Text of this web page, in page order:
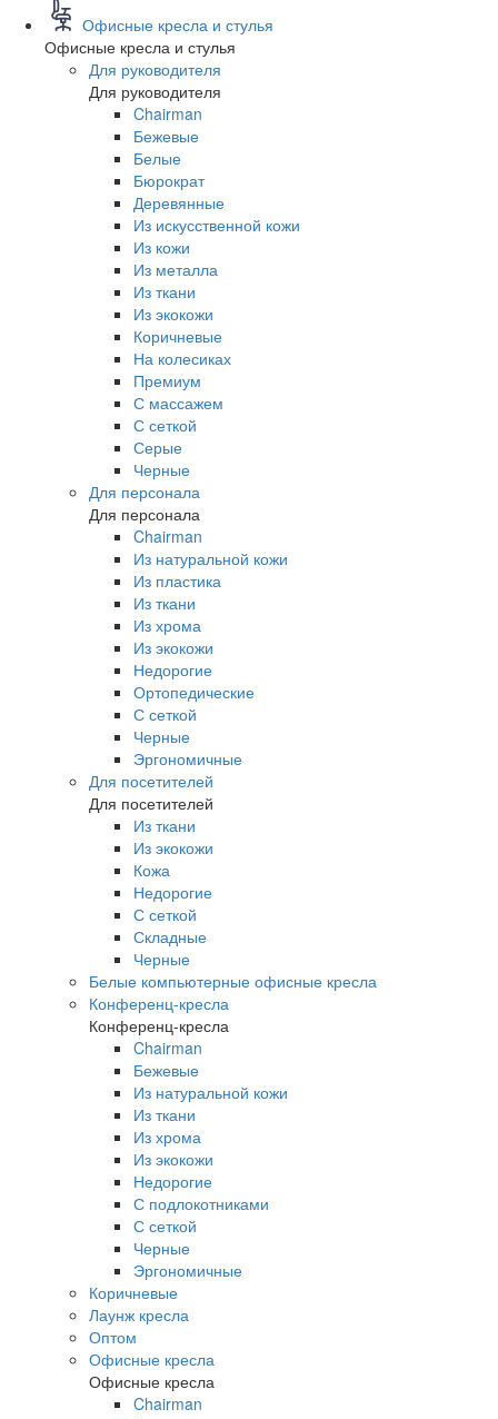
Офисные кресла и стулья
Офисные кресла и стулья
Для руководителя
Для руководителя
Chairman
Бежевые
Белые
Бюрократ
Деревянные
Из искусственной кожи
Из кожи
Из металла
Из ткани
Из экокожи
Коричневые
На колесиках
Премиум
С массажем
С сеткой
Серые
Черные
Для персонала
Для персонала
Chairman
Из натуральной кожи
Из пластика
Из ткани
Из хрома
Из экокожи
Недорогие
Ортопедические
С сеткой
Черные
Эргономичные
Для посетителей
Для посетителей
Из ткани
Из экокожи
Кожа
Недорогие
С сеткой
Складные
Черные
Белые компьютерные офисные кресла
Конференц-кресла
Конференц-кресла
Chairman
Бежевые
Из натуральной кожи
Из ткани
Из хрома
Из экокожи
Недорогие
С подлокотниками
С сеткой
Черные
Эргономичные
Коричневые
Лаунж кресла
Оптом
Офисные кресла
Офисные кресла
Chairman